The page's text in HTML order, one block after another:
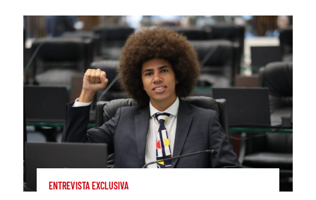
ENTREVISTA EXCLUSIVA